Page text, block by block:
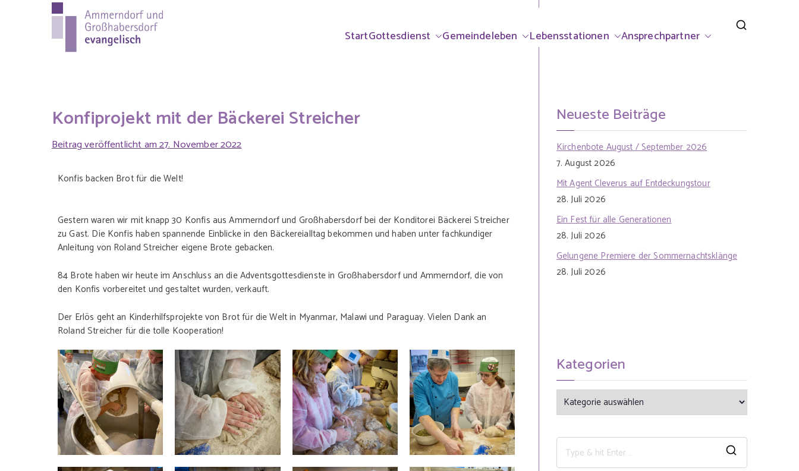
Ammerndorf & Großhabersdorf
Evang.-Luth. Pfarrei Ammerndorf-Großhabersdorf
StartGottesdienst Gemeindeleben Lebensstationen Ansprechpartner
Konfiprojekt mit der Bäckerei Streicher
Beitrag veröffentlicht am27. November 2022
Konfis backen Brot für die Welt!
Gestern waren wir mit knapp 30 Konfis aus Ammerndorf und Großhabersdorf bei der Konditorei Bäckerei Streicher
zu Gast. Die Konfis haben spannende Einblicke in den Bäckereialltag bekommen und haben unter fachkundiger
Anleitung von Roland Streicher eigene Brote gebacken.
84 Brote haben wir heute im Anschluss an die Adventsgottesdienste in Großhabersdorf und Ammerndorf, die von
den Konfis vorbereitet und gestaltet wurden, verkauft.
Der Erlös geht an Kinderhilfsprojekte von Brot für die Welt in Myanmar, Malawi und Paraguay. Vielen Dank an
Roland Streicher für die tolle Kooperation!
Neueste Beiträge
Kirchenbote August / September 2026
7. August 2026
Mit Agent Cleverus auf Entdeckungstour
28. Juli 2026
Ein Fest für alle Generationen
28. Juli 2026
Gelungene Premiere der Sommernachtsklänge
28. Juli 2026
Kategorien